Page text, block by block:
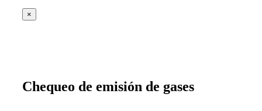
×
Chequeo de emisión de gases